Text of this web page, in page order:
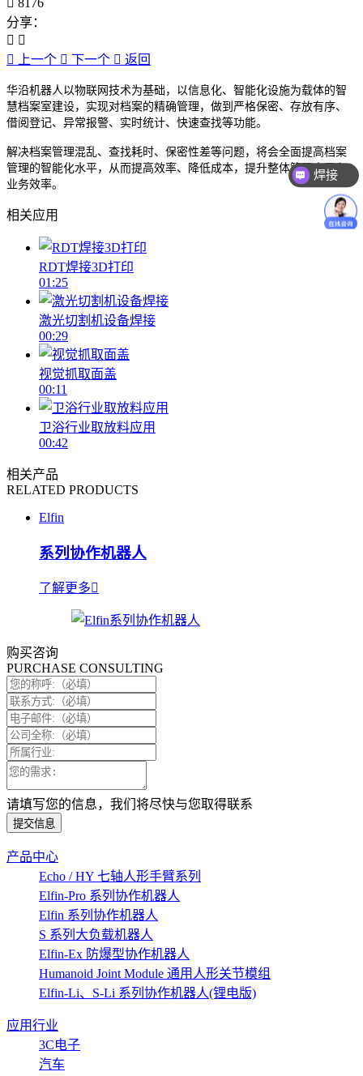
分享：
上一个 下一个 返回
华沿机器人以物联网技术为基础，以信息化、智能化设施为载体的智
慧档案室建设，实现对档案的精确管理，做到严格保密、存放有序、
借阅登记、异常报警、实时统计、快速查找等功能。
解决档案管理混乱、查找耗时、保密性差等问题，将会全面提高档案
管理的智能化水平，从而提高效率、降低成本，提升整体管理水平和
业务效率。
相关应用
RDT焊接3D打印
01:25
激光切割机设备焊接
00:29
视觉抓取面盖
00:11
卫浴行业取放料应用
00:42
相关产品
RELATED PRODUCTS
Elfin
系列协作机器人
了解更多
购买咨询
PURCHASE CONSULTING
请填写您的信息，我们将尽快与您取得联系
提交信息
产品中心
Echo / HY 七轴人形手臂系列
Elfin-Pro 系列协作机器人
Elfin 系列协作机器人
S 系列大负载机器人
Elfin-Ex 防爆型协作机器人
Humanoid Joint Module 通用人形关节模组
Elfin-Li、S-Li 系列协作机器人(锂电版)
应用行业
3C电子
汽车
焊接